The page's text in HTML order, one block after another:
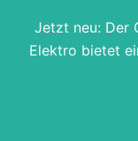
Jetzt neu: Der
Elektro bietet